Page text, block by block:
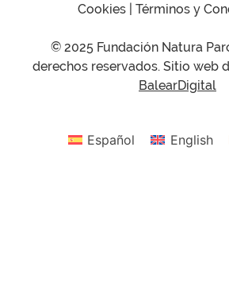
Cookies
Términos y
© 2025 Fundación Natura
derechos reservados. Sitio web
BalearDigital
Español English